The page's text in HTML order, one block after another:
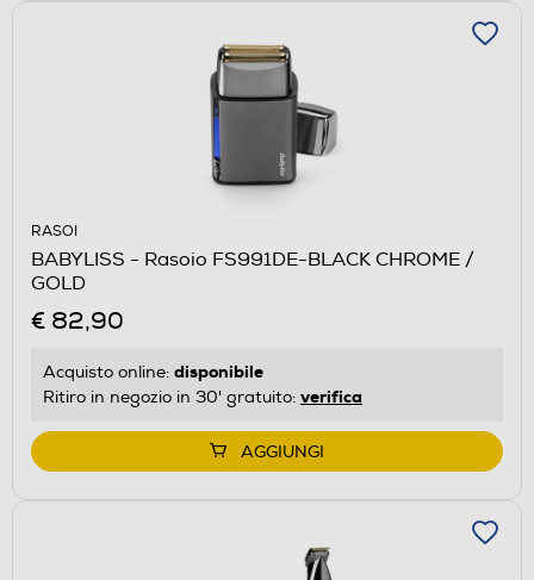
RASOI
BABYLISS - Rasoio FS991DE-BLACK CHROME /
GOLD
€ 82,90
Acquisto online: disponibile
Ritiro in negozio in 30' gratuito: verifica
AGGIUNGI